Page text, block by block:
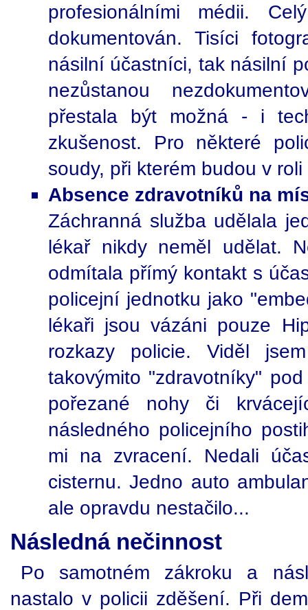
profesionálními médii.
dokumentován. Tisíci
násilní účastníci, tak násilní
nezůstanou
přestala být možná - i
zkušenost. Pro některé
soudy, při kterém budou v
Absence zdravotníků na
Záchranná služba udělala
lékař nikdy neměl udělat.
odmítala přímý kontakt s
policejní jednotku jako
lékaři jsou vázáni pouze
rozkazy policie. Viděl
takovýmito "zdravotníky"
pořezané nohy či
následného policejního
mi na zvracení. Nedali
cisternu. Jedno auto
ale opravdu nestačilo...
Následná nečinnost
Po samotném zákroku a
nastalo v policii zděšení. Při